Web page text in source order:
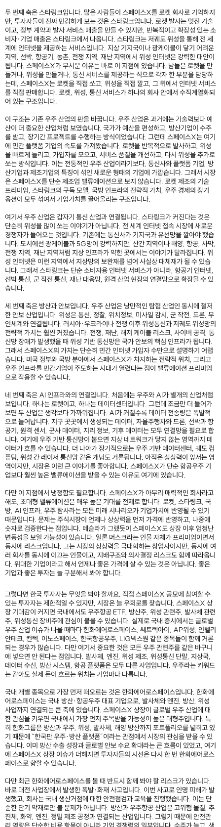
두 번째 축은 스타링크입니다. 많은 사람들이 스페이스X를 로켓 회사로 기억하지
만, 투자자들이 진짜 민감하게 보는 것은 스타링크입니다. 로켓 발사는 멋진 기술
이고, 정부 계약과 발사 서비스 매출을 만들 수 있지만, 반복적이고 확장성 있는 소
비자·기업 매출은 스타링크에서 나옵니다. 스타링크는 저궤도 위성을 통해 전 세
계에 인터넷을 제공하는 서비스입니다. 지상 기지국이나 광케이블이 닿기 어려운
지역, 선박, 항공기, 농촌, 전쟁 지역, 재난 지역에서 위성 인터넷은 강력한 대안이
됩니다. 스페이스X가 무서운 이유는 바로 이 지점에 있습니다. 남들은 로켓을 만
들거나, 위성을 만들거나, 통신 서비스를 제공하는 식으로 각자 한 부분을 담당하
는데, 스페이스X는 로켓을 직접 쏘고, 위성을 직접 깔고, 그 위에서 인터넷 서비스
를 직접 판매합니다. 로켓, 위성, 통신 서비스가 하나의 회사 안에서 수직계열화되
어 있는 구조입니다.
이 구조는 기존 우주 산업의 판을 바꿉니다. 우주 산업은 과거에는 기술력보다 예
산이 더 중요한 산업처럼 보였습니다. 국가가 예산을 편성하고, 방산기업이 수주
를 받고, 장기간 프로젝트를 수행하는 방식이었습니다. 그런데 스페이스X는 여기
에 민간 플랫폼 기업의 속도를 가져왔습니다. 로켓을 반복적으로 발사하고, 위성
을 빠르게 늘리고, 가입자를 모으고, 서비스 품질을 개선하고, 다시 위성을 추가로
쏘는 방식입니다. 이는 전통적인 우주 산업이라기보다, 통신사와 플랫폼 기업, 방
산기업과 제조기업의 특징이 섞인 새로운 형태의 기업에 가깝습니다. 그래서 시장
은 스페이스X를 단순 제조업 밸류에이션으로 보지 않습니다. 로켓 제조의 기술
프리미엄, 스타링크의 구독 모델, 국방 인프라의 전략적 가치, 우주 경제의 장기
옵션이 모두 섞여서 기업가치를 끌어올리는 구조입니다.
여기서 우주 산업은 갑자기 통신 산업과 연결됩니다. 스타링크가 커진다는 것은
단순히 위성을 많이 쏘는 이야기가 아닙니다. 전 세계 인터넷 접속 시장에 새로운
경쟁자가 들어오는 것입니다. 기존에는 통신사가 기지국과 유선망을 깔아야 했습
니다. 도시에선 광케이블과 5G망이 강력하지만, 산간 지역이나 해양, 항공, 사막,
전쟁 지역, 재난 지역처럼 지상 인프라가 약한 곳에서는 이야기가 달라집니다. 위
성 인터넷은 이런 지역에서 지상망의 보완재를 넘어 사실상 대체재가 될 수 있습
니다. 그래서 스타링크는 단순 소비자용 인터넷 서비스가 아니라, 항공기 인터넷,
선박 통신, 군 작전 통신, 재난 대응망, 원격 산업 현장의 연결망으로 확장될 수 있
습니다.
세 번째 축은 방산과 안보입니다. 우주 산업은 낭만적인 탐험 산업인 동시에 철저
한 안보 산업입니다. 위성은 통신, 정찰, 위치정보, 미사일 감시, 군 작전, 드론, 무
인체계와 연결됩니다. 러시아·우크라이나 전쟁 이후 위성통신과 저궤도 위성망의
전략적 가치는 훨씬 커졌습니다. 전쟁, 재난, 해저 케이블 리스크, 사이버 공격, 통
신망 장애가 발생했을 때 위성 기반 통신망은 국가 안보의 핵심 인프라가 됩니다.
그래서 스페이스X의 가치는 단순히 민간 인터넷 가입자 수만으로 설명하기 어렵
습니다. 미국 정부와 국방 분야에서 스페이스X가 차지하는 전략적 위치, 그리고
우주 인프라를 민간기업이 주도하는 시대가 열렸다는 점이 밸류에이션 프리미엄
으로 작용할 수 있습니다.
네 번째 축은 AI 인프라와의 연결입니다. 처음에는 우주와 AI가 별개의 산업처럼
보입니다. 하나는 로켓이고, 하나는 데이터센터입니다. 그런데 조금만 더 들어가
보면 두 산업은 생각보다 가까워집니다. AI가 커질수록 데이터 전송량은 폭발적
으로 늘어납니다. 지구 곳곳에서 생성되는 데이터, 자율주행차와 드론, 선박과 항
공기, 원격 센서, 군사 데이터, 지리 정보, 기후 데이터는 모두 연결망을 필요로 합
니다. 여기에 우주 기반 통신망이 붙으면 지상 네트워크가 닿지 않는 영역까지 데
이터가 흐를 수 있습니다. 더 나아가 장기적으로는 우주 기반 데이터센터, 궤도 컴
퓨팅, 위성 간 레이저 통신망 같은 개념도 거론됩니다. 아직은 상상력이 앞서는 영
역이지만, 시장은 이런 큰 이야기를 좋아합니다. 스페이스X가 단순 항공우주 기
업보다 훨씬 높은 밸류에이션을 받을 수 있는 이유도 여기에 있습니다.
다만 이 지점에서 냉정함도 필요합니다. 스페이스X가 아무리 매력적인 회사라고
해도, 초대형 밸류에이션은 매우 높은 기대를 전제로 합니다. 로켓, 스타링크, 국
방, AI 인프라, 우주 탐사라는 모든 미래 시나리오가 기업가치에 반영될 수 있기
때문입니다. 문제는 주식시장이 언제나 상상력을 먼저 가격에 반영하고, 나중에
숫자로 검증한다는 점입니다. 테슬라가 그랬듯이 스페이스X도 상장 이후 엄청난
변동성을 보일 가능성이 있습니다. 일론 머스크라는 인물 자체가 프리미엄이면서
동시에 리스크입니다. 그는 시장의 상상력을 극대화하는 창업자이지만, 동시에 여
러 회사를 동시에 이끄는 인물이고, 지배구조와 의사결정 리스크도 함께 따라옵니
다. 위대한 기업이라고 해서 언제나 좋은 가격에 살 수 있는 것은 아닙니다. 좋은
기업과 좋은 투자는 늘 구분해서 봐야 합니다.
그렇다면 한국 투자자는 무엇을 봐야 할까요. 직접 스페이스X 공모에 참여할 수
있는 투자자는 제한적일 수 있지만, 시장은 늘 우회로를 찾습니다. 스페이스X 상
장 기대감이 커지면 국내에서도 우주항공 ETF, 방산주, 위성 관련주, 발사체 관련
주, 위성통신 장비주에 관심이 붙을 수 있습니다. 실제로 국내 증시에서는 글로벌
우주 산업 이슈가 나올 때마다 한화에어로스페이스, 쎄트렉아이, AP위성, 인텔리
안테크, 컨텍, 이노스페이스, 한국항공우주, LIG넥스원 같은 종목들이 함께 거론
되는 경우가 많습니다. 다만 여기서 중요한 것은 모든 우주 관련주를 같은 바구니
에 넣으면 안 된다는 점입니다. 발사체, 엔진, 위성 제조, 위성통신 단말, 지상국,
데이터 수신, 방산 시스템, 항공 플랫폼은 모두 다른 사업입니다. 우주라는 키워드
는 같아도 실제 돈이 흐르는 위치는 기업마다 다릅니다.
국내 개별 종목으로 가장 먼저 떠오르는 것은 한화에어로스페이스입니다. 한화에
어로스페이스는 국내 방산·항공우주 대표 기업으로, 발사체와 엔진, 방산, 위성
사업까지 연결되는 큰 축에 있습니다. 스페이스X 상장이 글로벌 우주 산업에 대
한 관심을 키우면 국내에서 가장 먼저 주목받을 가능성이 높은 대형주입니다. 특
히 한화그룹은 방산과 우주, 위성, 발사체, 해양 방산까지 포트폴리오를 넓히고 있
기 때문에 “한국판 우주·방산 플랫폼”이라는 관점에서 시장의 관심을 받을 수 있
습니다. 이미 방산 수출 성장과 글로벌 안보 수요 확대라는 큰 흐름이 있었고, 여기
에 스페이스X 상장 이슈가 더해지면 투자자들의 시선은 다시 한 번 한화에어로스
페이스로 향할 수 있습니다.
다만 최근 한화에어로스페이스를 볼 때 반드시 함께 봐야 할 리스크가 있습니다.
바로 대전 사업장에서 발생한 폭발·화재 사고입니다. 이번 사고로 인명 피해가 발
생했고, 회사는 국내 생산거점에 대한 안전점검과 교육을 진행했습니다. 이는 단
순한 단기 악재로만 볼 문제가 아닙니다. 방산과 우주항공 산업은 고위험 물질, 추
진체, 화약, 엔진, 정밀 제조 공정과 연결되는 산업입니다. 그렇기 때문에 안전관